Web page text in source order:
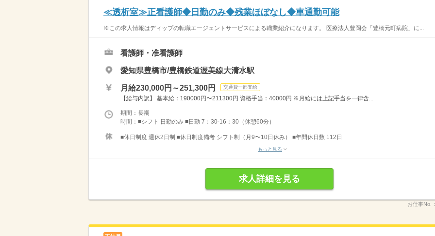
≪透析室≫正看護師◆日勤のみ◆残業ほぼなし◆車通勤可能
※この求人情報はディップの転職エージェントサービスによる職業紹介になります。 医療法人豊岡会「豊橋元町病院」に...
看護師・准看護師
愛知県豊橋市/豊橋鉄道渥美線大清水駅
月給230,000円～251,300円 交通費一部支給
【給与内訳】 基本給：190000円〜211300円 資格手当：40000円 ※月給には上記手当を一律含...
期間：長期
時間：■シフト 日勤のみ ■日勤 7：30-16：30（休憩60分）
■休日制度 週休2日制 ■休日制度備考 シフト制（月9〜10日休み） ■年間休日数 112日
もっと見る
求人詳細を見る
お仕事No.：